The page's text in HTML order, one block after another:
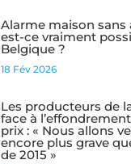
Alarme maison sans
est-ce vraiment
Belgique ?
18 Fév 2026
Les producteurs de
face à
prix : « Nous allons
encore plus grave
de 2015 »